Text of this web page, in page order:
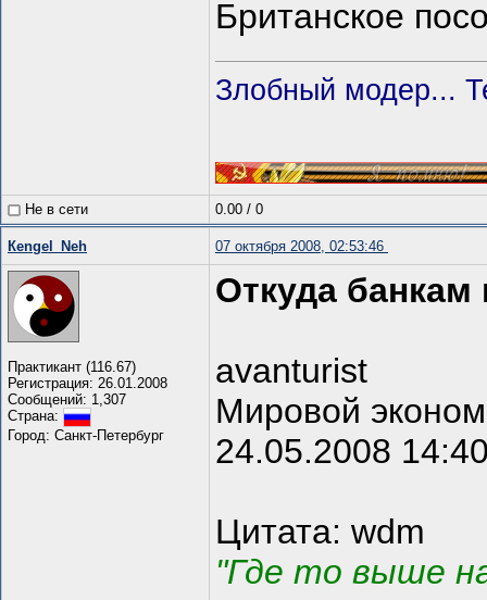
Британское
Злобный модер...
Не в сети 0.00 / 0
Кengel_Neh 07 октября 2008, 02:53:46
Практикант (116.67)
Регистрация: 26.01.2008
Сообщений: 1,307
Страна:
Город: Санкт-Петербург
Откуда банкам
avanturist
Мировой
24.05.2008
Цитата: wdm
"Где то выше